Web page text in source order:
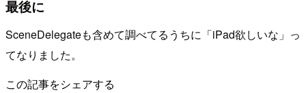
最後に
SceneDelegateも含めて調べてるうちに「iPad欲しいな」っ
てなりました。
この記事をシェアする